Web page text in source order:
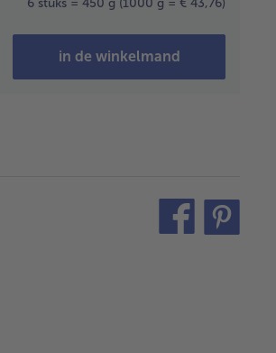
in de winkelmand
teilen